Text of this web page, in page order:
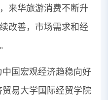
来华旅游消费不断升
改善，市场需求和经
国宏观经济趋稳向好
易大学国际经贸学院